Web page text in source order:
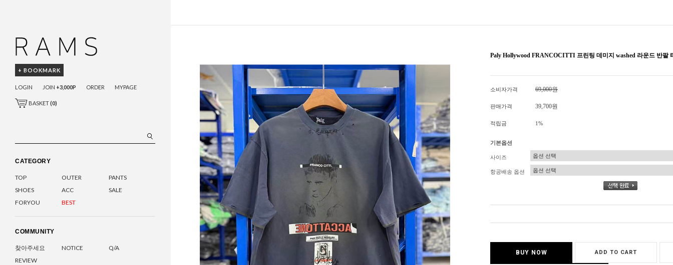
+ BOOKMARK
LOGIN JOIN +3,000P ORDER MYPAGE
BASKET(0)
CATEGORY
TOP OUTER
PANTS
SHOES
ACC
SALE
FORYOU
BEST
COMMUNITY
찾아주세요 NOTICE
Q/A
REVIEW
Paly Hollywood FRANCOCITTI 프린팅 데미지 washed 라운드 반팔
소비자가격 69,000원
판매가격 39,700원
적립금 1%
기본옵션
사이즈
항공배송 옵션
BUY NOW ADD TO CART